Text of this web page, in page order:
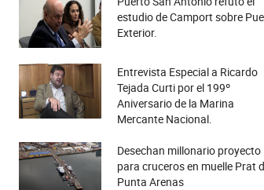
estudio de Camport sobre
Exterior.
Entrevista Especial a Ricardo
Tejada Curti por el 199º
Aniversario de la Marina
Mercante Nacional.
Desechan millonario proyecto
para cruceros en muelle Prat
Punta Arenas